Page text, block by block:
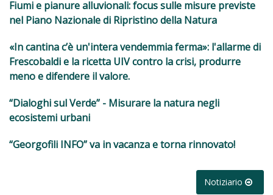
Fiumi e pianure alluvionali: focus sulle misure previste
nel Piano Nazionale di Ripristino della Natura
«In cantina c’è un'intera vendemmia ferma»: l'allarme di
Frescobaldi e la ricetta UIV contro la crisi, produrre
meno e difendere il valore.
“Dialoghi sul Verde” - Misurare la natura negli
ecosistemi urbani
“Georgofili INFO” va in vacanza e torna rinnovato!
Notiziario